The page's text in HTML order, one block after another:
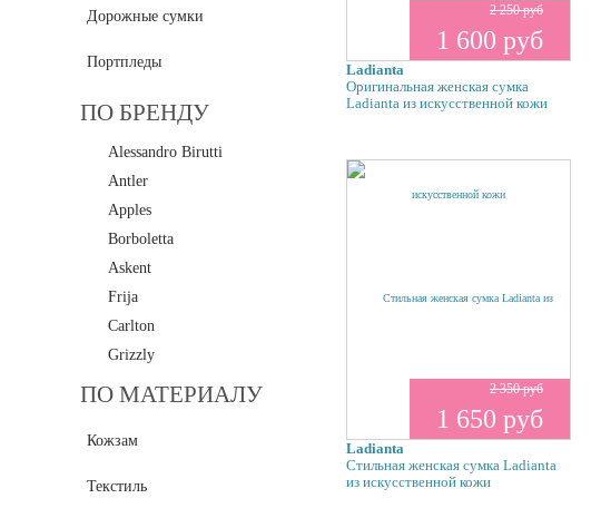
Дорожные сумки
Портпледы
ПО БРЕНДУ
Alessandro Birutti
Antler
Apples
Borboletta
Askent
Frija
Carlton
Grizzly
Polar
Mia Sofia
ПО МАТЕРИАЛУ
Кожзам
Текстиль
2 250 руб
1 600 руб
Ladianta
Оригинальная женская сумка
Ladianta из искусственной кожи
2 350 руб
1 650 руб
Ladianta
Стильная женская сумка Ladianta
из искусственной кожи